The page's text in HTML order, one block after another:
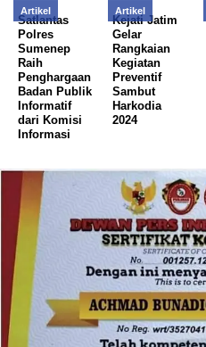
Artikel
Satlantas
Polres
Sumenep
Raih
Penghargaan
Badan Publik
Informatif
dari Komisi
Informasi
Artikel
Kejati Jatim
Gelar
Rangkaian
Kegiatan
Preventif
Sambut
Harkodia
2024